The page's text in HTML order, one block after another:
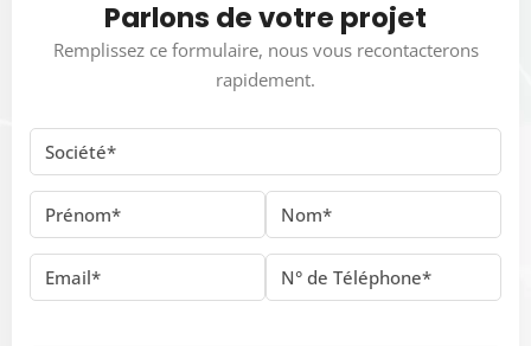
Parlons de votre projet
Remplissez ce formulaire, nous vous recontacterons
rapidement.